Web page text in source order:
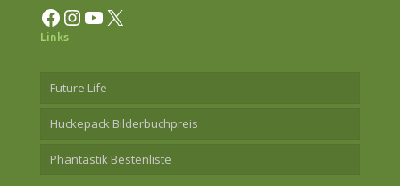
Facebook InstagramYouTube X
Links
Future Life
Huckepack Bilderbuchpreis
Phantastik Bestenliste